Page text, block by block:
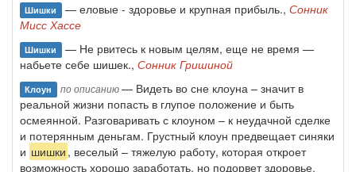
Шишки — еловые - здоровье и крупная прибыль., Сонник
Мисс Хассе
Шишки — Не рвитесь к новым целям, еще не время —
набьете себе шишек., Сонник Гришиной
Клоун по описанию— Видеть во сне клоуна – значит в
реальной жизни попасть в глупое положение и быть
осмеянной. Разговаривать с клоуном – к неудачной сделке
и потерянным деньгам. Грустный клоун предвещает синяки
и шишки , веселый – тяжелую работу, которая откроет
возможность хорошо заработать, но подорвет здоровье.